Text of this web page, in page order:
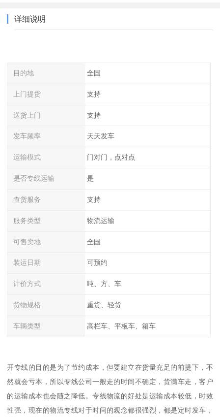
详细说明
目的地 全国
上门提货 支持
送货上门 支持
发车频率 天天发车
运输模式 门对门，点对点
是否专线运输 是
查货服务 支持
服务类型 物流运输
可售卖地 全国
装运日期 可预约
计价方式 吨、方、车
货物规格 重货、轻货
车辆类型 高栏车、平板车、箱车
开专线的目的是为了节约成本，但要建立在货量充足的前提下，不
然就会亏本，所以专线公司一般走的时间不确定，货满车走，客户
的运输成本也会随之降低。专线物流的好处是运输成本较低，时效
性强，现在的物流专线对于时间的观念都很强烈，都是定时发车，